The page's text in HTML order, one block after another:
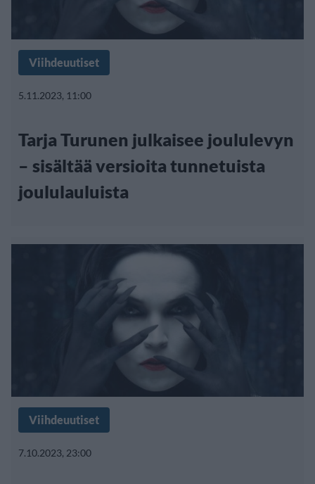
Viihdeuutiset
5.11.2023, 11:00
Tarja Turunen julkaisee joululevyn
– sisältää versioita tunnetuista
joululauluista
Viihdeuutiset
7.10.2023, 23:00